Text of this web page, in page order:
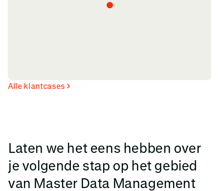
Alle klantcases
Laten we het eens hebben over
je volgende stap op het gebied
van Master Data Management